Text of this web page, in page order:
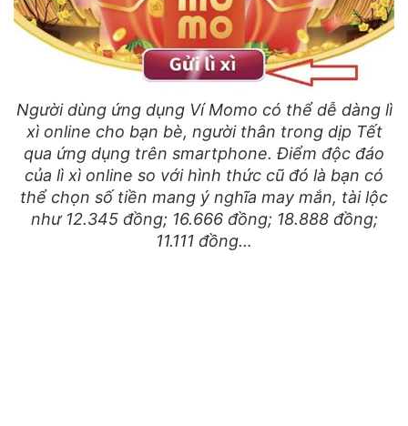
Người dùng ứng dụng Ví Momo có thể dễ dàng lì
xì online cho bạn bè, người thân trong dịp Tết
qua ứng dụng trên smartphone. Điểm độc đáo
của lì xì online so với hình thức cũ đó là bạn có
thể chọn số tiền mang ý nghĩa may mắn, tài lộc
như 12.345 đồng; 16.666 đồng; 18.888 đồng;
11.111 đồng…